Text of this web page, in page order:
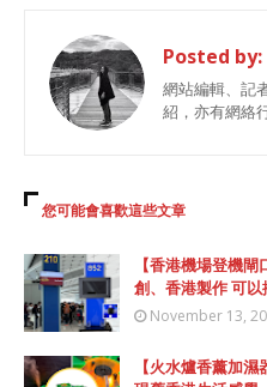
Posted by:
網站編輯、記
紹，亦有網絡
您可能會喜歡這些文章
【香港機場登機
創、香港製作 可
November 13,
【火水爐香薰加